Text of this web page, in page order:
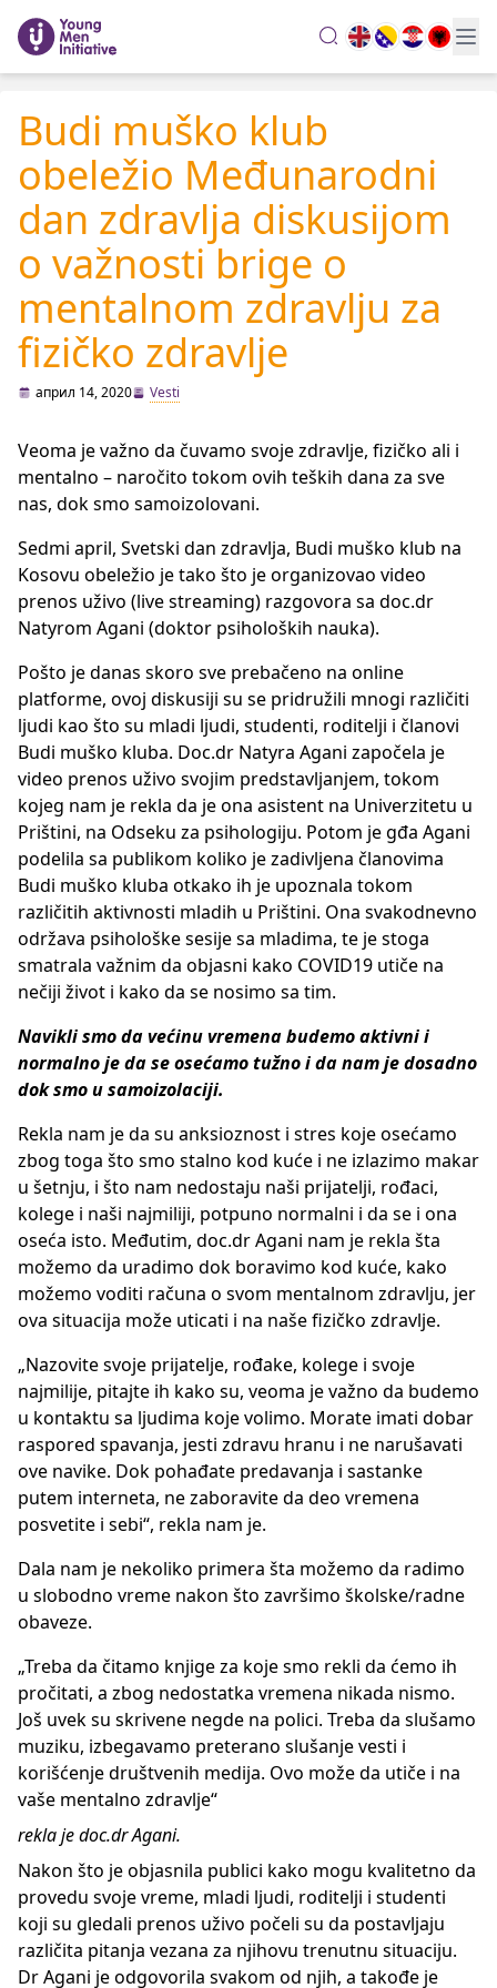
search
Budi muško klub
obeležio Međunarodni
dan zdravlja diskusijom
o važnosti brige o
mentalnom zdravlju za
fizičko zdravlje
април 14, 2020 Vesti
Veoma je važno da čuvamo svoje zdravlje, fizičko ali i
mentalno – naročito tokom ovih teških dana za sve
nas, dok smo samoizolovani.
Sedmi april, Svetski dan zdravlja, Budi muško klub na
Kosovu obeležio je tako što je organizovao video
prenos uživo (live streaming) razgovora sa doc.dr
Natyrom Agani (doktor psiholoških nauka).
Pošto je danas skoro sve prebačeno na online
platforme, ovoj diskusiji su se pridružili mnogi različiti
ljudi kao što su mladi ljudi, studenti, roditelji i članovi
Budi muško kluba. Doc.dr Natyra Agani započela je
video prenos uživo svojim predstavljanjem, tokom
kojeg nam je rekla da je ona asistent na Univerzitetu u
Prištini, na Odseku za psihologiju. Potom je gđa Agani
podelila sa publikom koliko je zadivljena članovima
Budi muško kluba otkako ih je upoznala tokom
različitih aktivnosti mladih u Prištini. Ona svakodnevno
održava psihološke sesije sa mladima, te je stoga
smatrala važnim da objasni kako COVID19 utiče na
nečiji život i kako da se nosimo sa tim.
Navikli smo da većinu vremena budemo aktivni i
normalno je da se osećamo tužno i da nam je dosadno
dok smo u samoizolaciji.
Rekla nam je da su anksioznost i stres koje osećamo
zbog toga što smo stalno kod kuće i ne izlazimo makar
u šetnju, i što nam nedostaju naši prijatelji, rođaci,
kolege i naši najmiliji, potpuno normalni i da se i ona
oseća isto. Međutim, doc.dr Agani nam je rekla šta
možemo da uradimo dok boravimo kod kuće, kako
možemo voditi računa o svom mentalnom zdravlju, jer
ova situacija može uticati i na naše fizičko zdravlje.
„Nazovite svoje prijatelje, rođake, kolege i svoje
najmilije, pitajte ih kako su, veoma je važno da budemo
u kontaktu sa ljudima koje volimo. Morate imati dobar
raspored spavanja, jesti zdravu hranu i ne narušavati
ove navike. Dok pohađate predavanja i sastanke
putem interneta, ne zaboravite da deo vremena
posvetite i sebi“, rekla nam je.
Dala nam je nekoliko primera šta možemo da radimo
u slobodno vreme nakon što završimo školske/radne
obaveze.
„Treba da čitamo knjige za koje smo rekli da ćemo ih
pročitati, a zbog nedostatka vremena nikada nismo.
Još uvek su skrivene negde na polici. Treba da slušamo
muziku, izbegavamo preterano slušanje vesti i
korišćenje društvenih medija. Ovo može da utiče i na
vaše mentalno zdravlje“
rekla je doc.dr Agani.
Nakon što je objasnila publici kako mogu kvalitetno da
provedu svoje vreme, mladi ljudi, roditelji i studenti
koji su gledali prenos uživo počeli su da postavljaju
različita pitanja vezana za njihovu trenutnu situaciju.
Dr Agani je odgovorila svakom od njih, a takođe je